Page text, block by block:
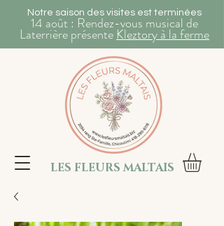
LES FLEURS MALTAIS
Notre saison des visites est terminées
14 août : Rendez-vous musical de
Laterrière présente Kleztory à la ferme